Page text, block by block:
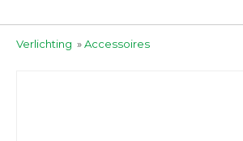
Verlichting »Accessoires